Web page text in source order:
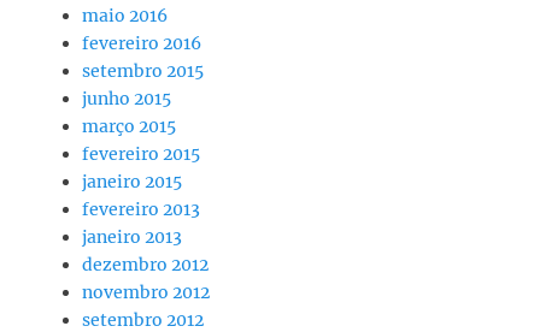
maio 2016
fevereiro 2016
setembro 2015
junho 2015
março 2015
fevereiro 2015
janeiro 2015
fevereiro 2013
janeiro 2013
dezembro 2012
novembro 2012
setembro 2012